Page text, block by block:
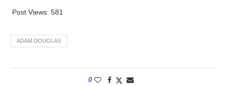
Post Views: 581
ADAM DOUGLAS
0